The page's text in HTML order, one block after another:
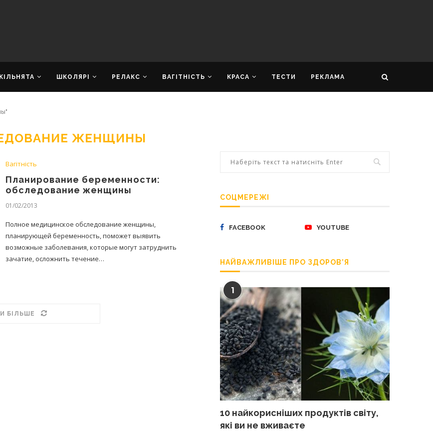
ШКОЛЯРІ РЕЛАКС ВАГІТНІСТЬ КРАСА ТЕСТИ РЕКЛАМА
ЖЕНЩИНЫ
Вагітність
Планирование беременности:
обследование женщины
01/02/2013
Полное медицинское обследование женщины,
планирующей беременность, поможет выявить
возможные заболевания, которые могут затруднить
зачатие, осложнить течение…
БІЛЬШЕ
СОЦМЕРЕЖІ
FACEBOOK YOUTUBE
НАЙВАЖЛИВІШЕ ПРО ЗДОРОВ’Я
1
10 найкорисніших продуктів світу,
які ви не вживаєте